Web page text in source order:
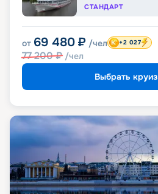
СТАНДАРТ
от 69 480 ₽ /чел
77 200₽ /чел
+2 027
Выбрать круиз